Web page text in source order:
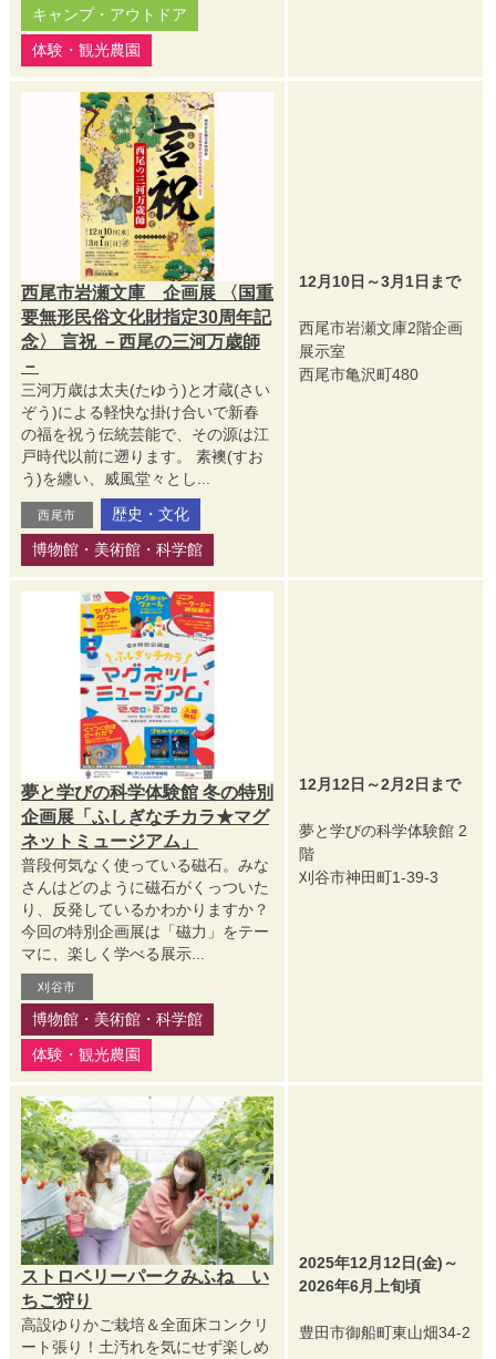
キャンプ・アウトドア
体験・観光農園
西尾市岩瀬文庫 企画展 〈国重
要無形民俗文化財指定30周年記
念〉 言祝 －西尾の三河万歳師
－
三河万歳は太夫(たゆう)と才蔵(さい
ぞう)による軽快な掛け合いで新春
の福を祝う伝統芸能で、その源は江
戸時代以前に遡ります。 素襖(すお
う)を纏い、威風堂々とし...
西尾市
歴史・文化
博物館・美術館・科学館
12月10日～3月1日まで
西尾市岩瀬文庫2階企画
展示室
西尾市亀沢町480
夢と学びの科学体験館 冬の特別
企画展「ふしぎなチカラ★マグ
ネットミュージアム」
普段何気なく使っている磁石。みな
さんはどのように磁石がくっついた
り、反発しているかわかりますか？
今回の特別企画展は「磁力」をテー
マに、楽しく学べる展示...
刈谷市
博物館・美術館・科学館
体験・観光農園
12月12日～2月2日まで
夢と学びの科学体験館 2
階
刈谷市神田町1-39-3
ストロベリーパークみふね い
ちご狩り
高設ゆりかご栽培＆全面床コンクリ
ート張り！土汚れを気にせず楽しめ
2025年12月12日(金)～
2026年6月上旬頃
豊田市御船町東山畑34-2